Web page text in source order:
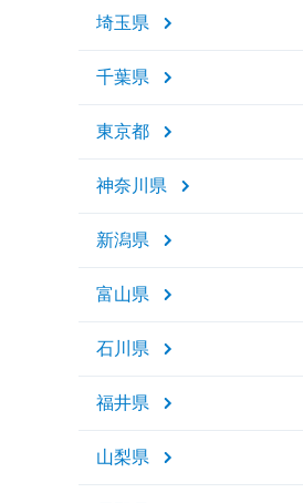
埼玉県
千葉県
東京都
神奈川県
新潟県
富山県
石川県
福井県
山梨県